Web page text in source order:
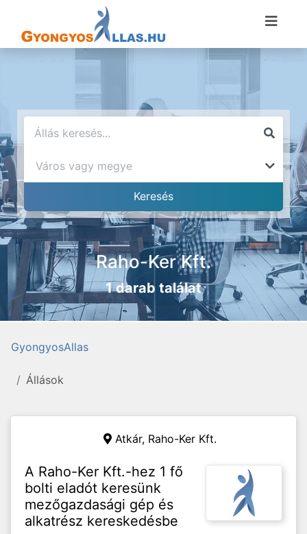
Raho-Ker Kft.
1 darab találat
GyongyosAllas
Állások
Atkár, Raho-Ker Kft.
A Raho-Ker Kft.-hez 1 fő
bolti eladót keresünk
mezőgazdasági gép és
alkatrész kereskedésbe